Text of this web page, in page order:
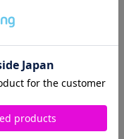
2026.08.08
Samantha Thavasa